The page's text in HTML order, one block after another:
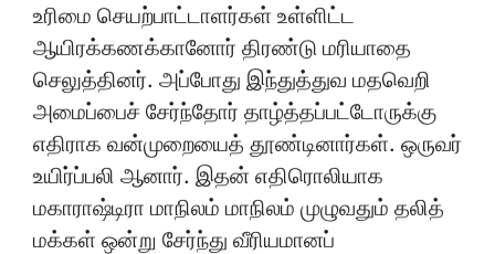
உரிமை செயற்பாட்டாளர்கள் உள்ளிட்ட
ஆயிரக்கணக்கானோர் திரண்டு மரியாதை
செலுத்தினர். அப்போது இந்துத்துவ மதவெறி
அமைப்பைச் சேர்ந்தோர் தாழ்த்தப்பட்டோருக்கு
எதிராக வன்முறையைத் தூண்டினார்கள். ஒருவர்
உயிர்ப்பலி ஆனார். இதன் எதிரொலியாக
மகாராஷ்டிரா மாநிலம் மாநிலம் முழுவதும் தலித்
மக்கள் ஒன்று சேர்ந்து வீரியமானப்